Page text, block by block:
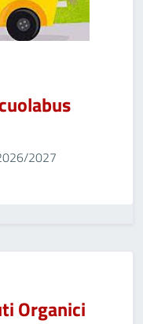
2027
Organici